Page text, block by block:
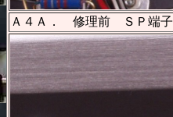
Ａ４Ａ． 修理前 ＳＰ端子